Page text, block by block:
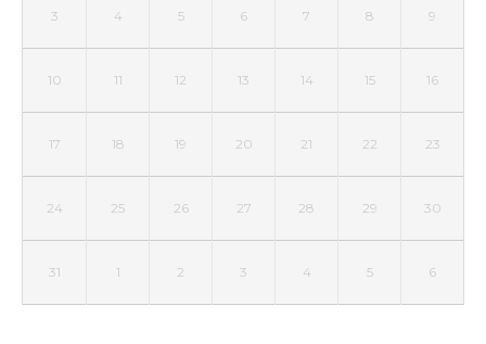
3 4 5 6 7 8 9
10 11 12 13 14 15 16
17 18 19 20 21 22 23
24 25 26 27 28 29 30
31 1 2 3 4 5 6